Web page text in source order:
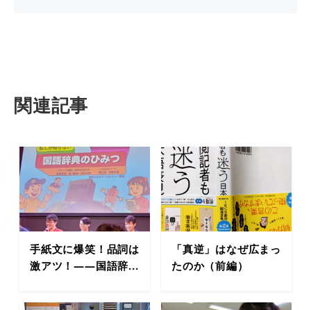
関連記事
手紙文に爆笑！品詞は
激アツ！――国語辞...
「真逆」はなぜ広まっ
たのか（前編）